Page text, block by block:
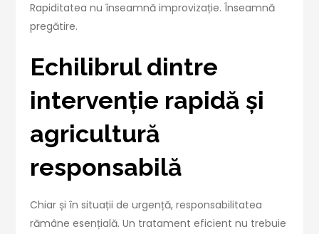
Rapiditatea nu înseamnă improvizație. Înseamnă
pregătire.
Echilibrul dintre
intervenție rapidă și
agricultură
responsabilă
Chiar și în situații de urgență, responsabilitatea
rămâne esențială. Un tratament eficient nu trebuie